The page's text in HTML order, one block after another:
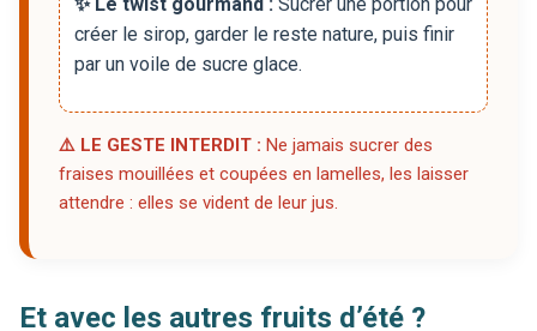
créer le sirop, garder le reste nature, puis finir
par un voile de sucre glace.
⚠️ LE GESTE INTERDIT : Ne jamais sucrer des
fraises mouillées et coupées en lamelles, les laisser
attendre : elles se vident de leur jus.
Et avec les autres fruits d’été ?